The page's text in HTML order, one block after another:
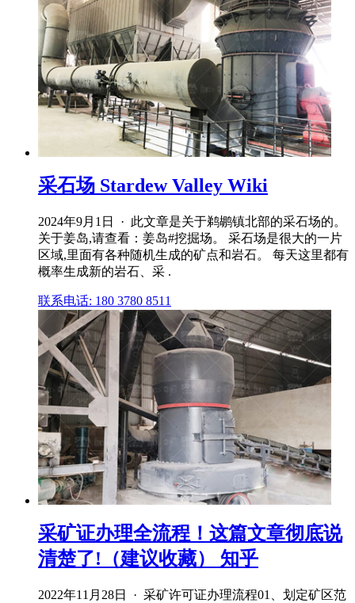
采石场 Stardew Valley Wiki
2024年9月1日 · 此文章是关于鹈鹕镇北部的采石场的。
关于姜岛,请查看：姜岛#挖掘场。 采石场是很大的一片
区域,里面有各种随机生成的矿点和岩石。 每天这里都有
概率生成新的岩石、采 .
联系电话: 180 3780 8511
采矿证办理全流程！这篇文章彻底说
清楚了!（建议收藏） 知乎
2022年11月28日 · 采矿许可证办理流程01、划定矿区范